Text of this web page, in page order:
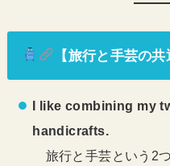
【旅行と手芸の
I like combining my
handicrafts.
旅行と手芸という2